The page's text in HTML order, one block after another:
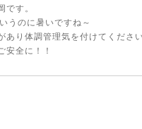
です。
うのに暑いですね～
あり体調管理気を付けてくださ
安全に！！